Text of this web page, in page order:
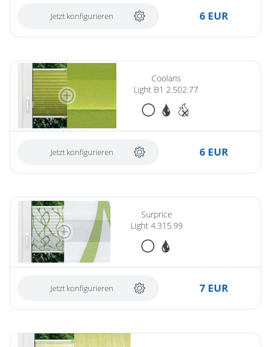
Jetzt konfigurieren 6 EUR
Coolaris
Light B1 2.502.77
Jetzt konfigurieren 6 EUR
Surprice
Light 4.315.99
Jetzt konfigurieren 7 EUR